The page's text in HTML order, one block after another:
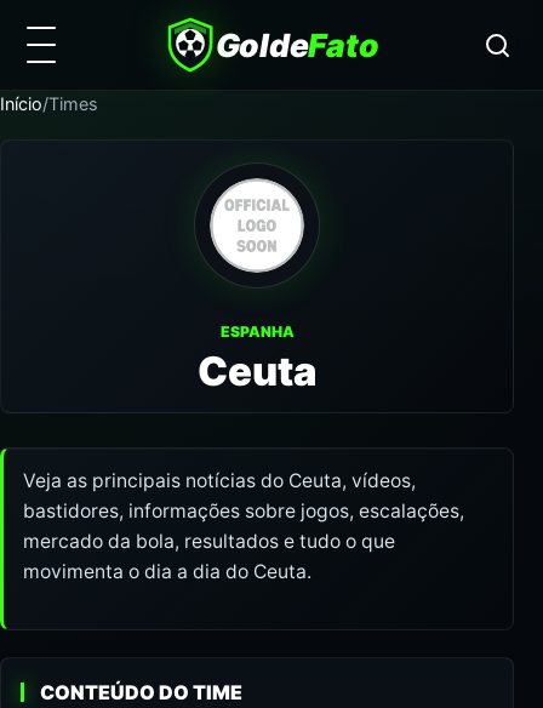
GoldeFato
Início/Times
ESPANHA
Ceuta
Veja as principais notícias do Ceuta, vídeos,
bastidores, informações sobre jogos, escalações,
mercado da bola, resultados e tudo o que
movimenta o dia a dia do Ceuta.
CONTEÚDO DO TIME